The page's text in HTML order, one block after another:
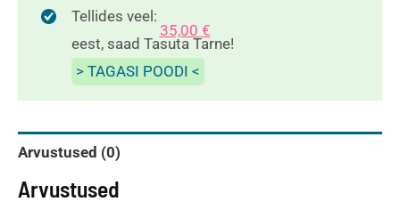
kogus
Tellides veel:
35,00 €
eest, saad Tasuta Tarne!
> TAGASI POODI <
Arvustused (0)
Arvustused